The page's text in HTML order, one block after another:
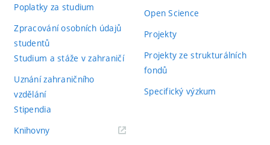
Poplatky za studium
Zpracování osobních údajů
studentů
Studium a stáže v zahraničí
Uznání zahraničního
vzdělání
Stipendia
Knihovny(externí
Open Science
Projekty
Projekty ze strukturálních
fondů
Specifický výzkum